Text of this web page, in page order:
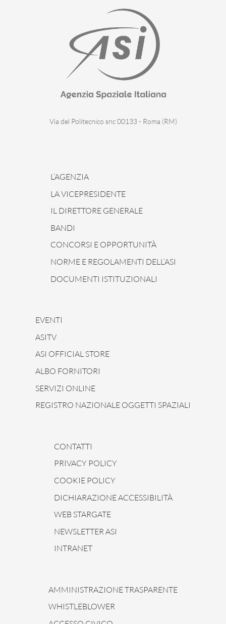
Via del Politecnico snc 00133 - Roma (RM)
L’AGENZIA
LA VICEPRESIDENTE
IL DIRETTORE GENERALE
BANDI
CONCORSI E OPPORTUNITÀ
NORME E REGOLAMENTI DELL’ASI
DOCUMENTI ISTITUZIONALI
EVENTI
ASITV
ASI OFFICIAL STORE
ALBO FORNITORI
SERVIZI ONLINE
REGISTRO NAZIONALE OGGETTI SPAZIALI
CONTATTI
PRIVACY POLICY
COOKIE POLICY
DICHIARAZIONE ACCESSIBILITÀ
WEB STARGATE
NEWSLETTER ASI
INTRANET
AMMINISTRAZIONE TRASPARENTE
WHISTLEBLOWER